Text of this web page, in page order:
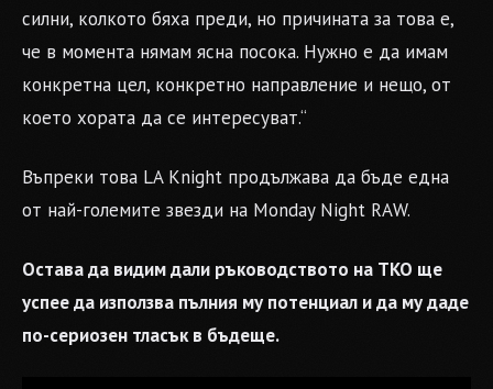
силни, колкото бяха преди, но причината за това е,
че в момента нямам ясна посока. Нужно е да имам
конкретна цел, конкретно направление и нещо, от
което хората да се интересуват.“
Въпреки това LA Knight продължава да бъде една
от най-големите звезди на Monday Night RAW.
Остава да видим дали ръководството на TKO ще
успее да използва пълния му потенциал и да му даде
по-сериозен тласък в бъдеще.